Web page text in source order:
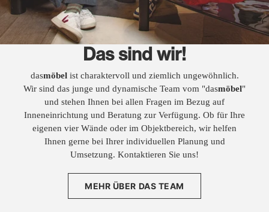
Das sind wir!
dasmöbelist charaktervoll und ziemlich ungewöhnlich.
Wir sind das junge und dynamische Team vom "dasmöbel"
und stehen Ihnen bei allen Fragen im Bezug auf
Inneneinrichtung und Beratung zur Verfügung. Ob für Ihre
eigenen vier Wände oder im Objektbereich, wir helfen
Ihnen gerne bei Ihrer individuellen Planung und
Umsetzung. Kontaktieren Sie uns!
MEHR ÜBER DAS TEAM